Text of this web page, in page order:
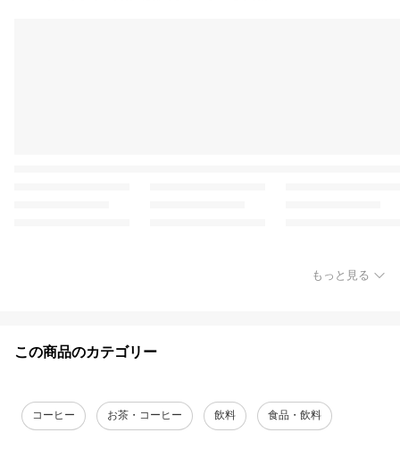
もっと見る
この商品のカテゴリー
コーヒー お茶・コーヒー 飲料 食品・飲料